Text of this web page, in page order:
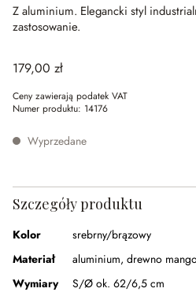
Z aluminium. Elegancki styl
zastosowanie.
179,00 zł
Ceny zawierają podatek VAT
Numer produktu: 14176
Wyprzedane
Szczegóły produktu
Kolor
srebrny/brązowy
Materiał
aluminium, drewno
Wymiary
S/Ø ok. 62/6,5 cm